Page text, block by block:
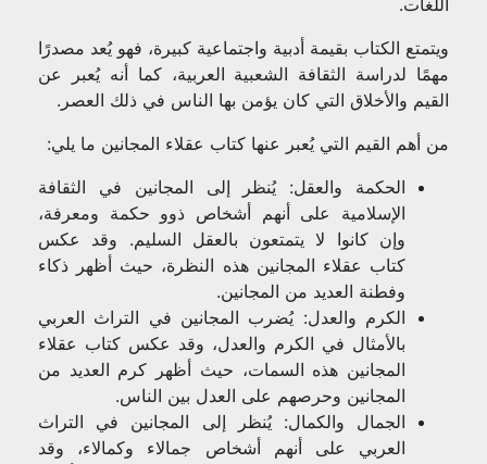
اللغات.
ويتمتع الكتاب بقيمة أدبية واجتماعية كبيرة، فهو يُعد مصدرًا
مهمًا لدراسة الثقافة الشعبية العربية، كما أنه يُعبر عن
القيم والأخلاق التي كان يؤمن بها الناس في ذلك العصر.
من أهم القيم التي يُعبر عنها كتاب عقلاء المجانين ما يلي:
الحكمة والعقل: يُنظر إلى المجانين في الثقافة
الإسلامية على أنهم أشخاص ذوو حكمة ومعرفة،
وإن كانوا لا يتمتعون بالعقل السليم. وقد عكس
كتاب عقلاء المجانين هذه النظرة، حيث أظهر ذكاء
وفطنة العديد من المجانين.
الكرم والعدل: يُضرب المجانين في التراث العربي
بالأمثال في الكرم والعدل، وقد عكس كتاب عقلاء
المجانين هذه السمات، حيث أظهر كرم العديد من
المجانين وحرصهم على العدل بين الناس.
الجمال والكمال: يُنظر إلى المجانين في التراث
العربي على أنهم أشخاص جمالاء وكمالاء، وقد